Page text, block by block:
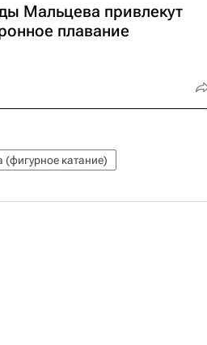
Мальцева привлекут
плавание
катание)